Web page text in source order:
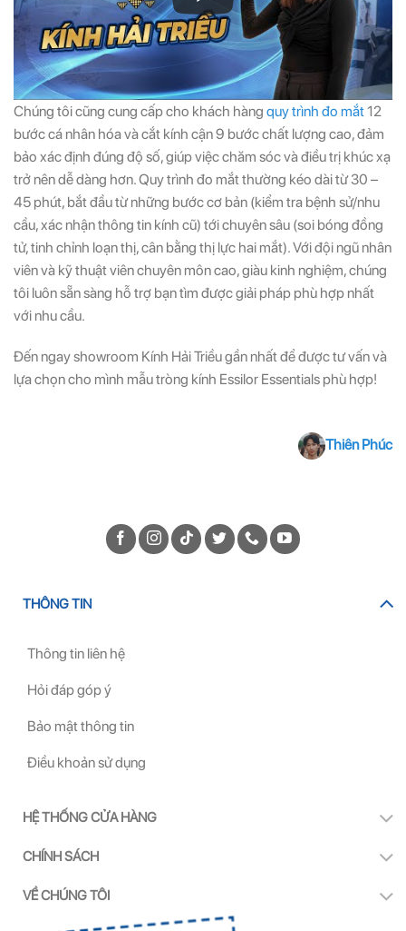
Chúng tôi cũng cung cấp cho khách hàng quy trình đo mắt12
bước cá nhân hóa và cắt kính cận 9 bước chất lượng cao, đảm
bảo xác định đúng độ số, giúp việc chăm sóc và điều trị khúc xạ
trở nên dễ dàng hơn. Quy trình đo mắt thường kéo dài từ 30 –
45 phút, bắt đầu từ những bước cơ bản (kiểm tra bệnh sử/nhu
cầu, xác nhận thông tin kính cũ) tới chuyên sâu (soi bóng đồng
tử, tinh chỉnh loạn thị, cân bằng thị lực hai mắt).Với đội ngũ nhân
viên và kỹ thuật viên chuyên môn cao, giàu kinh nghiệm, chúng
tôi luôn sẵn sàng hỗ trợ bạn tìm được giải pháp phù hợp nhất
với nhu cầu.
Đến ngay showroom Kính Hải Triều gần nhất để được tư vấn và
lựa chọn cho mình mẫu tròng kính Essilor Essentials phù hợp!
Thiên Phúc
THÔNG TIN
Thông tin liên hệ
Hỏi đáp góp ý
Bảo mật thông tin
Điều khoản sử dụng
HỆ THỐNG CỬA HÀNG
CHÍNH SÁCH
VỀ CHÚNG TÔI